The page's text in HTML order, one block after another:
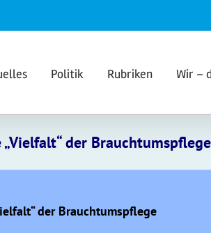
Politik Rubriken Wir –
der Brauchtumspflege
der Brauchtumspflege